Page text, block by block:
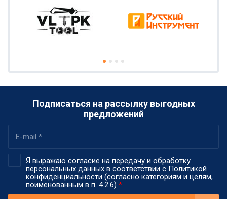
Подписаться на рассылку выгодных
предложений
Я выражаю согласие на передачу и обработку
персональных данных в соответствии с Политикой
конфиденциальности (согласно категориям и целям,
поименованным в п. 4.2.6) *